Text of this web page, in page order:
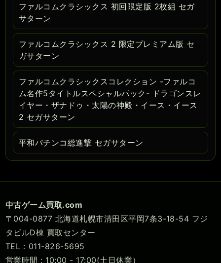
ファルコムクラシックス 初回限定版 2枚組 セガ
サターン
ファルコムクラシックス 2 限定プレミアム版 セ
ガサターン
ファルコムクラシックスコレクション -ファルコ
ム名作5タイトルスペシャルパック- ドラゴンスレ
イヤー・ザナドゥ・太陽の神殿・イース・イース
2 セガサターン
平和パチンコ総進撃 セガサターン
中古ゲーム買取.com
〒004-0877 北海道札幌市清田区平岡7条3-18-54 フジ
タビルD棟 買取センター
TEL：011-826-5695
営業時間 : 10:00 - 17:00(土日休業）